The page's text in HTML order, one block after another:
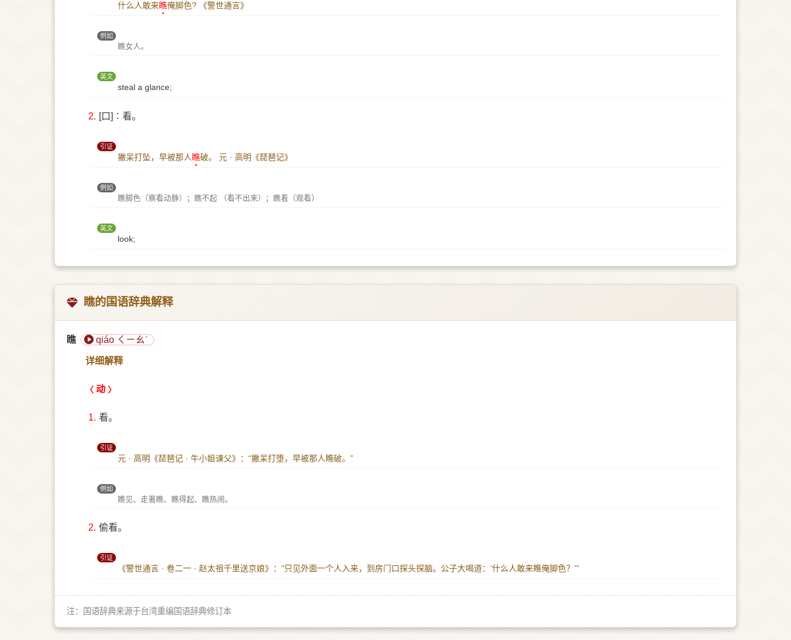
什么人敢来瞧俺脚色? 《警世通言》
例如
瞧女人。
英文
steal a glance;
2. [口]∶看。
引证
撇呆打坠，早被那人 瞧破。 元 · 高明《琵琶记》
例如
瞧脚色（察看动静）；瞧不起 （看不出来）；瞧着（观看）
英文
look;
瞧的国语辞典解释
瞧 qiáo ㄑㄧㄠˊ
详细解释
动
1. 看。
引证
元 · 高明《琵琶记 · 牛小姐谏父》：“撇呆打堕，早被那人瞧破。”
例如
瞧见、走著瞧、瞧得起、瞧热闹。
2. 偷看。
引证
《警世通言 · 卷二一 · 赵太祖千里送京娘》：“只见外面一个人入来，到房门口探头探脑。公子大喝道：‘什么人敢来瞧俺脚色？’”
注：国语辞典来源于台湾重编国语辞典修订本